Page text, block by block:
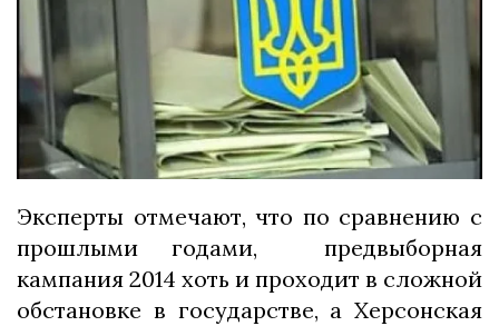
Эксперты отмечают, что по сравнению с
прошлыми годами, предвыборная
кампания 2014 хоть и проходит в сложной
обстановке в государстве, а Херсонская